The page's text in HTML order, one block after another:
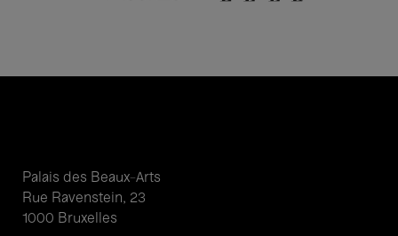
Palais des Beaux-Arts
Rue Ravenstein, 23
1000 Bruxelles